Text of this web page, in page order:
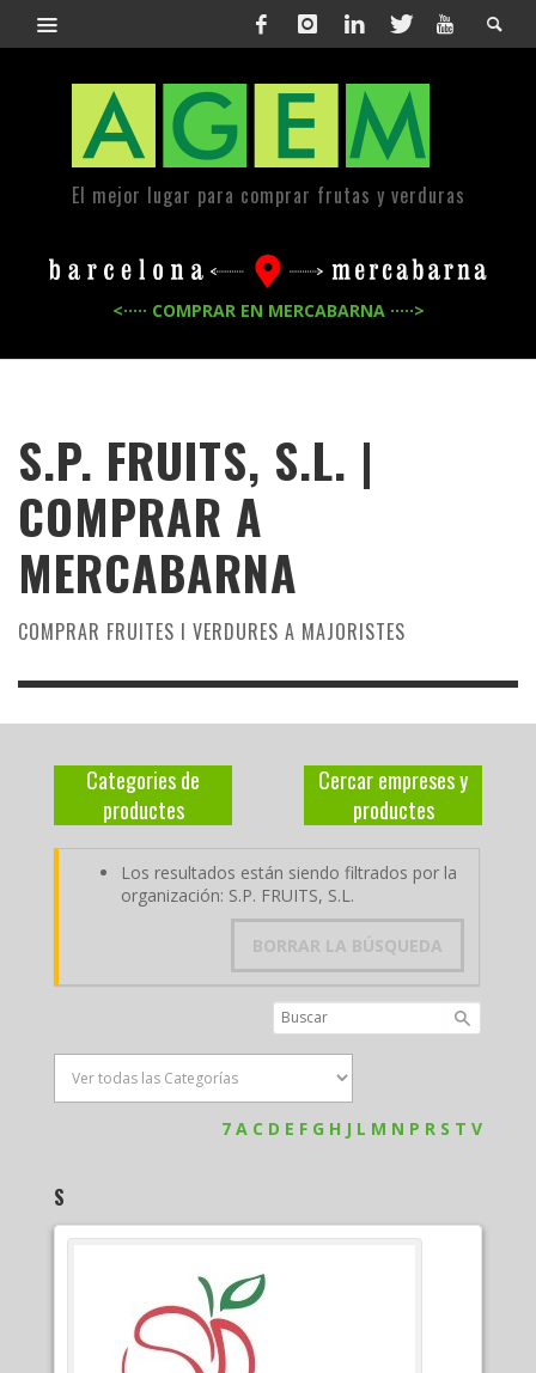
El mejor lugar para comprar frutas y verduras
<····· COMPRAR EN MERCABARNA ·····>
S.P. FRUITS, S.L. |
COMPRAR A
MERCABARNA
COMPRAR FRUITES I VERDURES A MAJORISTES
Categories de
productes
Cercar empreses y
productes
Los resultados están siendo filtrados por la
organización: S.P. FRUITS, S.L.
BORRAR LA BÚSQUEDA
7 A C D E F G H J L M N P R S T V
S